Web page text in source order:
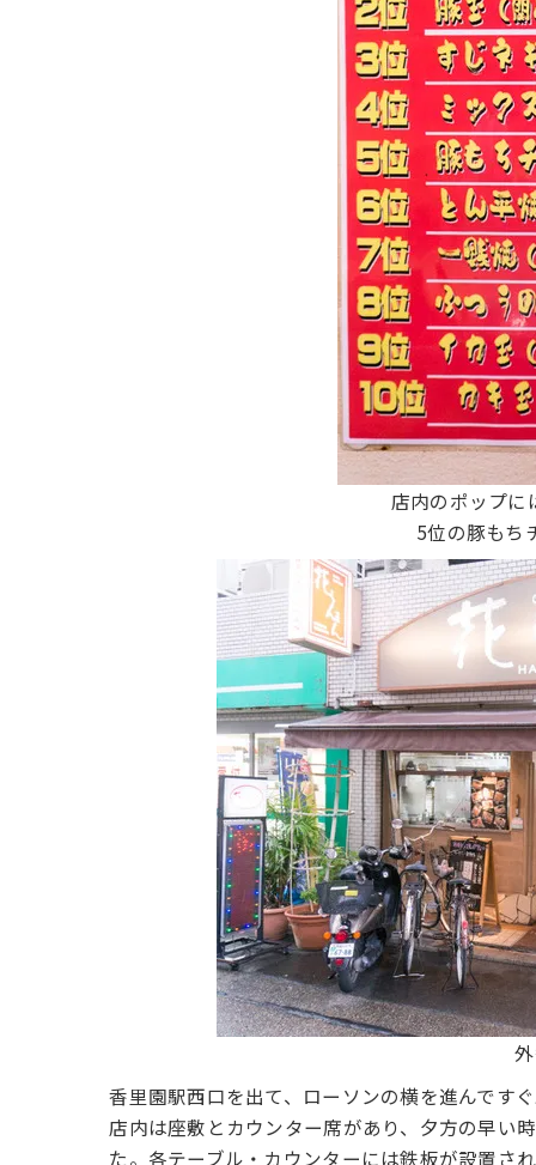
店内のポップに
5位の豚もち
香里園駅西口を出て、ローソンの横を進んです
店内は座敷とカウンター席があり、夕方の早い
た。各テーブル・カウンターには鉄板が設置さ